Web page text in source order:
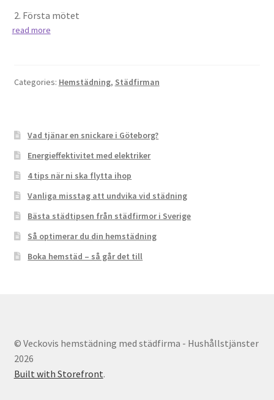
2. Första mötet
read more
Categories: Hemstädning, Städfirman
Vad tjänar en snickare i Göteborg?
Energieffektivitet med elektriker
4 tips när ni ska flytta ihop
Vanliga misstag att undvika vid städning
Bästa städtipsen från städfirmor i Sverige
Så optimerar du din hemstädning
Boka hemstäd – så går det till
© Veckovis hemstädning med städfirma - Hushållstjänster
2026
Built with Storefront.